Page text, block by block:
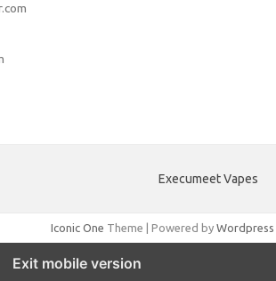
Execumeet Vapes
Iconic One Theme | Powered by Wordpress
Exit mobile version